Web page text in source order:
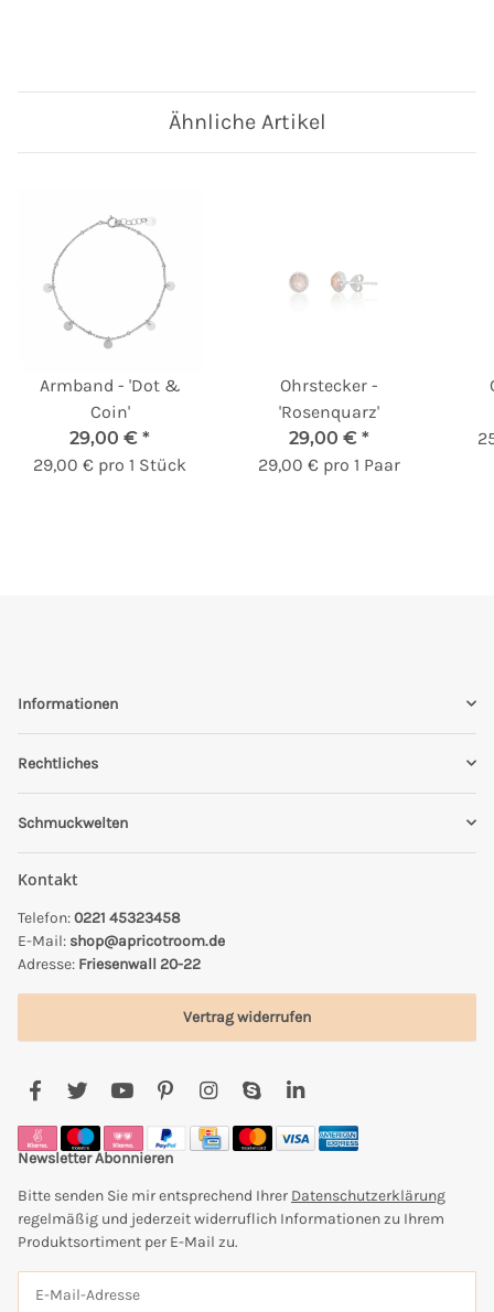
Ähnliche Artikel
Armband - 'Dot &
Coin'
29,00 € *
29,00 € pro 1 Stück
Ohrstecker -
'Rosenquarz'
29,00 € *
29,00 € pro 1 Paar
Informationen
Rechtliches
Schmuckwelten
Kontakt
Telefon:0221 45323458
E-Mail: shop@apricotroom.de
Adresse: Friesenwall 20-22
Vertrag widerrufen
Newsletter Abonnieren
Bitte senden Sie mir entsprechend Ihrer Datenschutzerklärung
regelmäßig und jederzeit widerruflich Informationen zu Ihrem
Produktsortiment per E-Mail zu.